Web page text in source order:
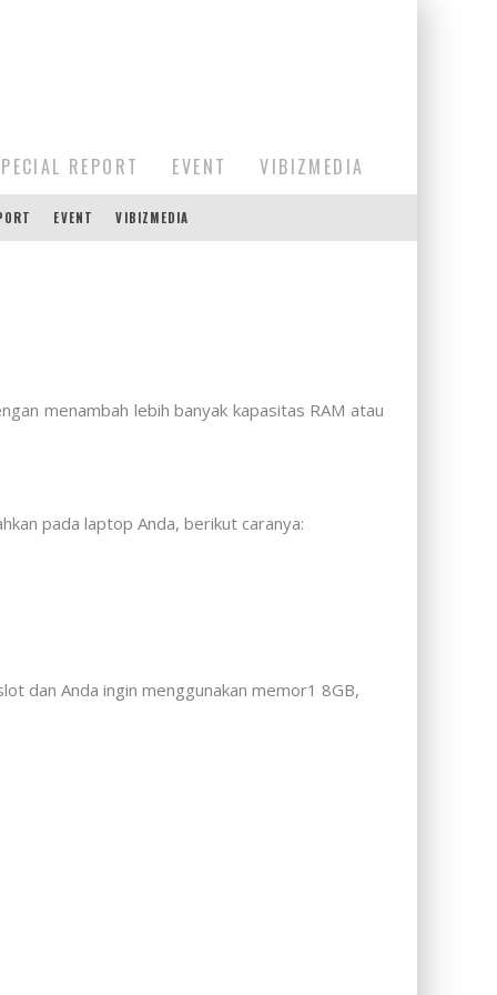
REPORT EVENT VIBIZMEDIA
EVENT VIBIZMEDIA
menambah lebih banyak kapasitas RAM atau
pada laptop Anda, berikut caranya:
dan Anda ingin menggunakan memor1 8GB,